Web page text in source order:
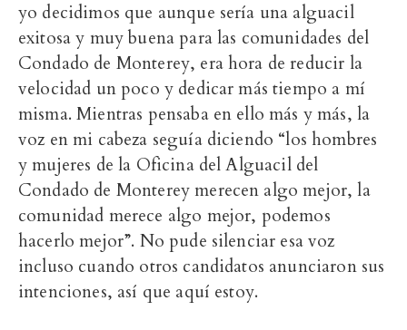
yo decidimos que aunque sería una alguacil
exitosa y muy buena para las comunidades del
Condado de Monterey, era hora de reducir la
velocidad un poco y dedicar más tiempo a mí
misma. Mientras pensaba en ello más y más, la
voz en mi cabeza seguía diciendo “los hombres
y mujeres de la Oficina del Alguacil del
Condado de Monterey merecen algo mejor, la
comunidad merece algo mejor, podemos
hacerlo mejor”. No pude silenciar esa voz
incluso cuando otros candidatos anunciaron sus
intenciones, así que aquí estoy.